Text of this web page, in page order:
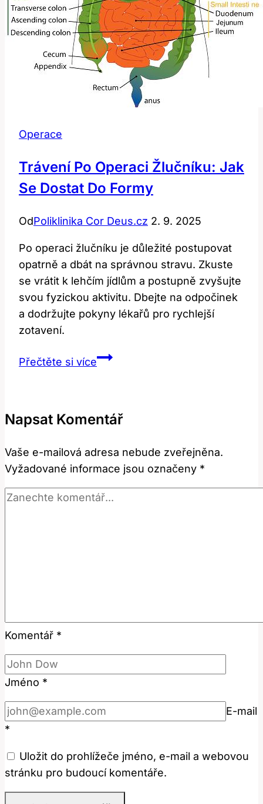
Operace
Trávení Po Operaci Žlučníku: Jak
Se Dostat Do Formy
OdPoliklinika Cor Deus.cz 2. 9. 2025
Po operaci žlučníku je důležité postupovat
opatrně a dbát na správnou stravu. Zkuste
se vrátit k lehčím jídlům a postupně zvyšujte
svou fyzickou aktivitu. Dbejte na odpočinek
a dodržujte pokyny lékařů pro rychlejší
zotavení.
Přečtěte si víceTrávení
Jak
dostat
do
formy
Napsat Komentář
Vaše e-mailová adresa nebude zveřejněna.
Vyžadované informace jsou označeny *
Komentář *
Jméno *
E-mail
*
Uložit do prohlížeče jméno, e-mail a webovou
stránku pro budoucí komentáře.